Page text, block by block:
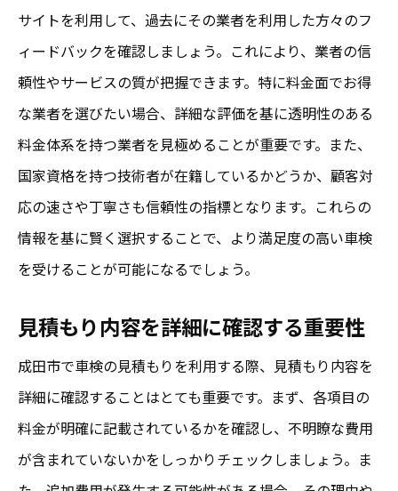
サイトを利用して、過去にその業者を利用した方々のフ
ィードバックを確認しましょう。これにより、業者の信
頼性やサービスの質が把握できます。特に料金面でお得
な業者を選びたい場合、詳細な評価を基に透明性のある
料金体系を持つ業者を見極めることが重要です。また、
国家資格を持つ技術者が在籍しているかどうか、顧客対
応の速さや丁寧さも信頼性の指標となります。これらの
情報を基に賢く選択することで、より満足度の高い車検
を受けることが可能になるでしょう。
見積もり内容を詳細に確認する重要性
成田市で車検の見積もりを利用する際、見積もり内容を
詳細に確認することはとても重要です。まず、各項目の
料金が明確に記載されているかを確認し、不明瞭な費用
が含まれていないかをしっかりチェックしましょう。ま